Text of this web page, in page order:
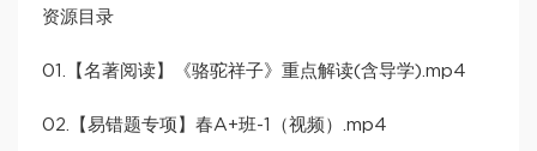
资源目录
01.【名著阅读】《骆驼祥子》重点解读(含导学).mp4
02.【易错题专项】春A+班-1（视频）.mp4